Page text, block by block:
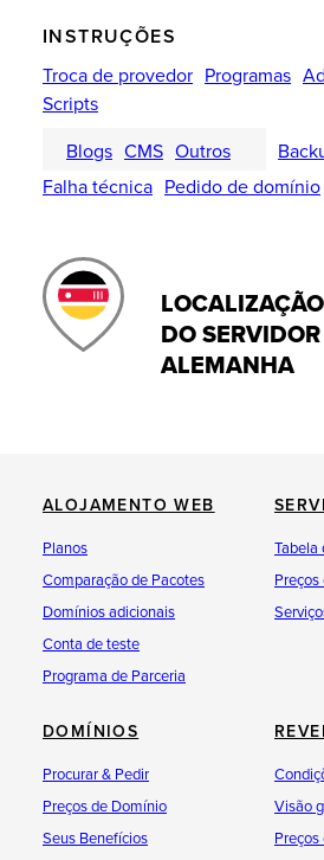
INSTRUÇÕES
Troca de provedor Programas
Scripts
Blogs CMS Outros
Falha técnica Pedido de domínio
LOCALIZAÇÃO
DO SERVIDOR
ALEMANHA
ALOJAMENTO WEB
Planos
Comparação de Pacotes
Domínios adicionais
Conta de teste
Programa de Parceria
Tabela
DOMÍNIOS
Procurar & Pedir
Preços de Domínio
Seus Benefícios
Visão